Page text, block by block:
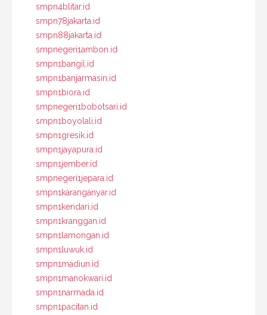
smpn4blitar.id
smpn78jakarta.id
smpn88jakarta.id
smpnegeri1ambon.id
smpn1bangil.id
smpn1banjarmasin.id
smpn1biora.id
smpnegeri1bobotsari.id
smpn1boyolali.id
smpn1gresik.id
smpn1jayapura.id
smpn1jember.id
smpnegeri1jepara.id
smpn1karanganyar.id
smpn1kendari.id
smpn1kranggan.id
smpn1lamongan.id
smpn1luwuk.id
smpn1madiun.id
smpn1manokwari.id
smpn1narmada.id
smpn1pacitan.id